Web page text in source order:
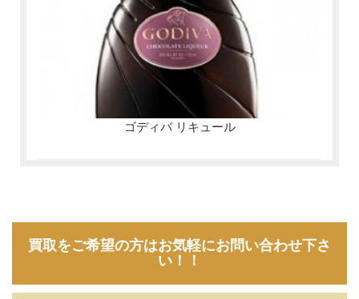
ゴディバ リキュール
買取をご希望の方はお気軽にお問い合わせ下さ
い！！